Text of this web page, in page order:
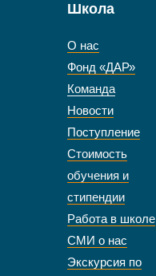
Школа
О нас
Фонд «ДАР»
Команда
Новости
Поступление
Стоимость
обучения и
стипендии
Работа в школе
СМИ о нас
Экскурсия по